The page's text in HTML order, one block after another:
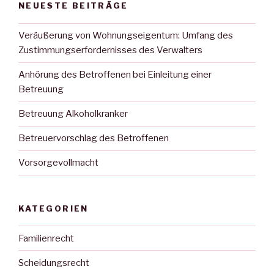
NEUESTE BEITRÄGE
Veräußerung von Wohnungseigentum: Umfang des
Zustimmungserfordernisses des Verwalters
Anhörung des Betroffenen bei Einleitung einer
Betreuung
Betreuung Alkoholkranker
Betreuervorschlag des Betroffenen
Vorsorgevollmacht
KATEGORIEN
Familienrecht
Scheidungsrecht